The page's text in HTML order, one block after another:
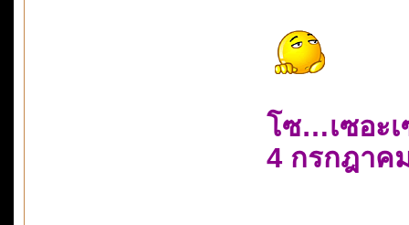
โซ…เซอะเ
4 กรกฎาค